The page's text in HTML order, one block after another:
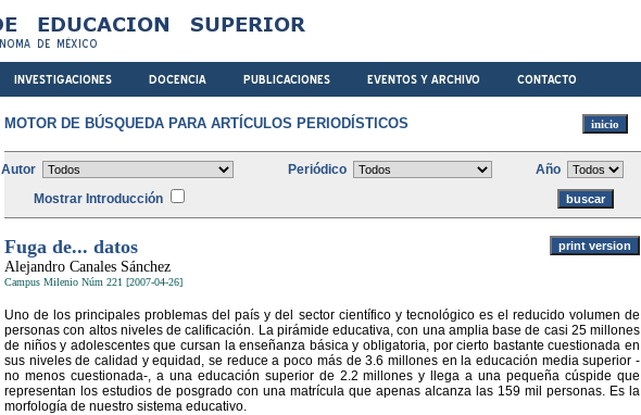
MOTOR DE BÚSQUEDA PARA ARTÍCULOS PERIODÍSTICOS
Autor Periódico
Año
Mostrar Introducción
Fuga de... datos
Alejandro Canales Sánchez
Campus Milenio Núm 221 [2007-04-26]
Uno de los principales problemas del país y del sector científico y tecnológico es el reducido volumen de
personas con altos niveles de calificación. La pirámide educativa, con una amplia base de casi 25 millones
de niños y adolescentes que cursan la enseñanza básica y obligatoria, por cierto bastante cuestionada en
sus niveles de calidad y equidad, se reduce a poco más de 3.6 millones en la educación media superior -
no menos cuestionada-, a una educación superior de 2.2 millones y llega a una pequeña cúspide que
representan los estudios de posgrado con una matrícula que apenas alcanza las 159 mil personas. Es la
morfología de nuestro sistema educativo.